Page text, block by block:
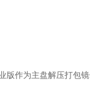
版作为主盘解压打包镜